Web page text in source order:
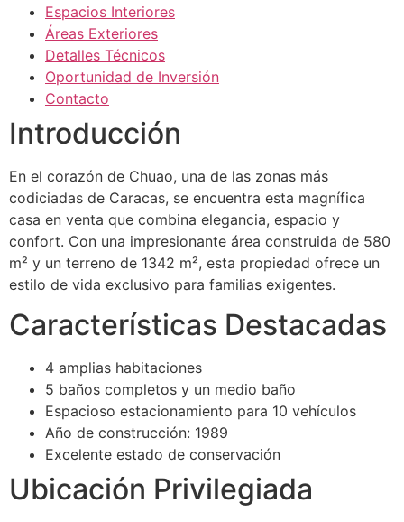
Espacios Interiores
Áreas Exteriores
Detalles Técnicos
Oportunidad de Inversión
Contacto
Introducción
En el corazón de Chuao, una de las zonas más
codiciadas de Caracas, se encuentra esta magnífica
casa en venta que combina elegancia, espacio y
confort. Con una impresionante área construida de 580
m² y un terreno de 1342 m², esta propiedad ofrece un
estilo de vida exclusivo para familias exigentes.
Características Destacadas
4 amplias habitaciones
5 baños completos y un medio baño
Espacioso estacionamiento para 10 vehículos
Año de construcción: 1989
Excelente estado de conservación
Ubicación Privilegiada